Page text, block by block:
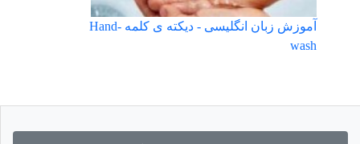
آموزش زبان انگلیسی - دیکته ی کلمه Hand-
wash